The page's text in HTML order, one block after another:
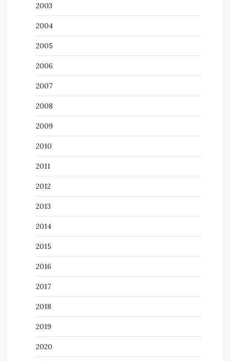
2003
2004
2005
2006
2007
2008
2009
2010
2011
2012
2013
2014
2015
2016
2017
2018
2019
2020